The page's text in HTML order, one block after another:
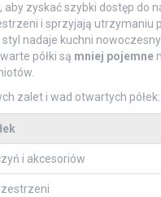
, aby zyskać szybki dostęp do
i sprzyjają
nadaje kuchni
półki są mniej pojemne
zalet i wad otwartych półek:
i akcesoriów